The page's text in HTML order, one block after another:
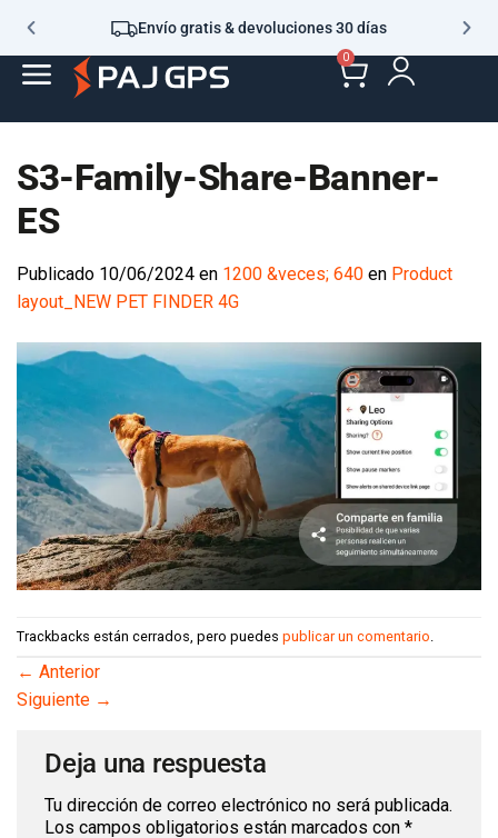
Envío gratis & devoluciones 30 días
0
S3-Family-Share-Banner-
ES
Publicado 10/06/2024 en 1200 &veces; 640 en Product
layout_NEW PET FINDER 4G
Trackbacks están cerrados, pero puedes publicar un comentario
← Anterior
Siguiente →
Deja una respuesta
Tu dirección de correo electrónico no será publicada.
Los campos obligatorios están marcados con *